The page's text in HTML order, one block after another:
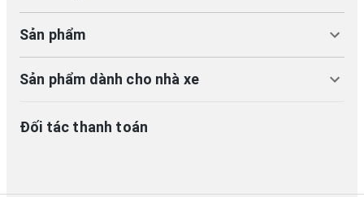
Sản phẩm
Sản phẩm dành cho nhà xe
Đối tác thanh toán